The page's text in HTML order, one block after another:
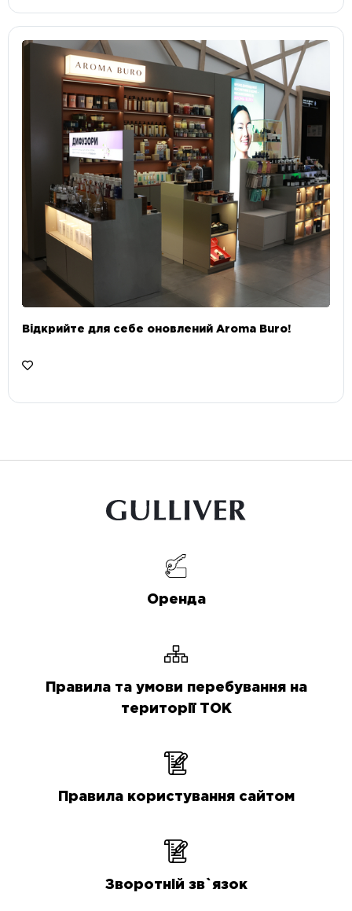
Відкрийте для себе оновлений Aroma Buro! ⠀
Оренда
Правила та умови перебування на
території ТОК
Правила користування сайтом
Зворотній зв`язок